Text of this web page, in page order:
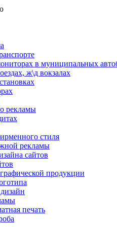
в муниципальных
ж\д вокзалах
рекламы
стиля
рекламы
сайтов
продукции
печать